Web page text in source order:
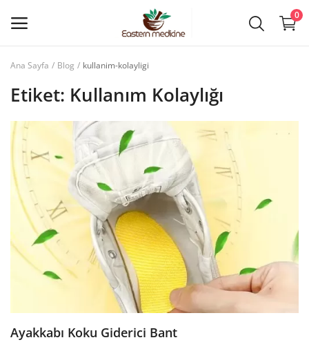
0
Eczacı
Girişi
Ana menü
Kategoriler
Ana Sayfa
Favoriler
İletişim
Giriş yap
Ana Sayfa Blog kullanim-kolayligi
Etiket: Kullanım Kolaylığı
Ayakkabı Koku Giderici Bant